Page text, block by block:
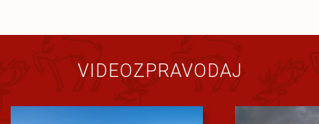
VIDEOZPRAVODAJ